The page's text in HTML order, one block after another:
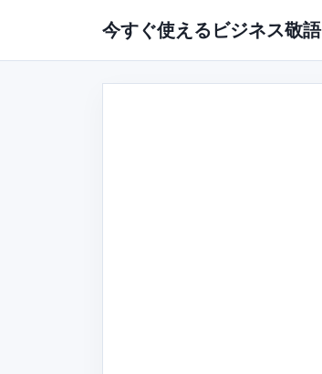
今すぐ使えるビジネス敬語